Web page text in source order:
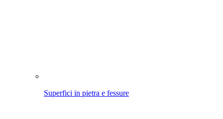
Superfici in pietra e fessure